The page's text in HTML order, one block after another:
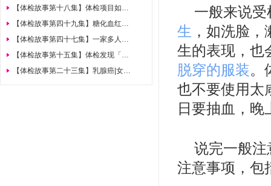
一般来说
生 ，如洗脸
生的表现，也
脱穿的服装。
也不要使用太
日要抽血，
说完一般
注意事项，包
【体检故事第十八集】体检项目如何选择，听听医生怎么说？
【体检故事第四十九集】糖化血红蛋白的六大真相！
【体检故事第四十七集】一家多人得结直肠癌为什么只有她幸免？就因为她做对了这件事
【体检故事第十五集】体检发现「轻度脂肪肝」，怎么办？
【体检故事第二十三集】乳腺癌|女性最容易患的癌症